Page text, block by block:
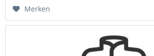
Merken